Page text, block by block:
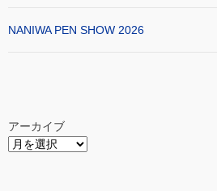
NANIWA PEN SHOW 2026
アーカイブ